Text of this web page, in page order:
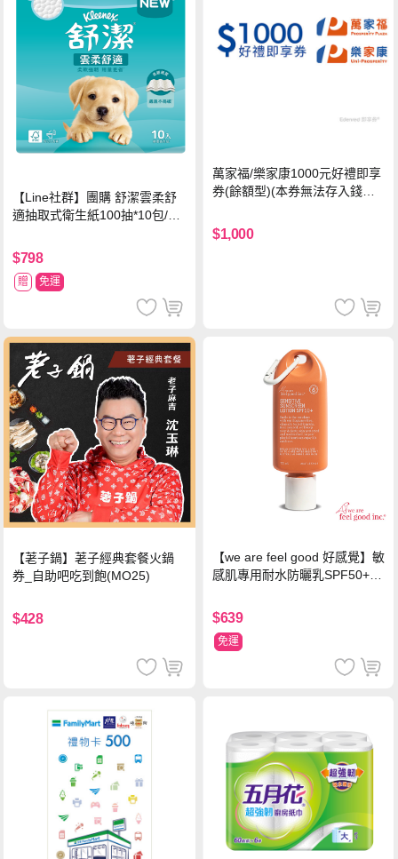
【Line社群】團購 舒潔雲柔舒
適抽取式衛生紙100抽*10包/6
$798
贈 免運
萬家福/樂家康1000元好禮即享
券(餘額型)(本券無法存入錢包
$1,000
【荖子鍋】荖子經典套餐火鍋
券_自助吧吃到飽(MO25)
$428
【we are feel good 好感覺】敏
感肌專用耐水防曬乳SPF50+ 7
$639
免運